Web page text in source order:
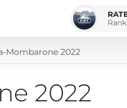
Mombarone 2022
2022